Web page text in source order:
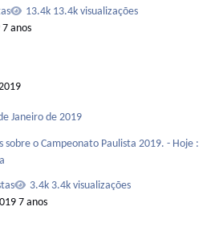
13.4k visualizações
7 anos
Janeiro de 2019
o Campeonato Paulista 2019. - Hoje :
3.4k visualizações
7 anos